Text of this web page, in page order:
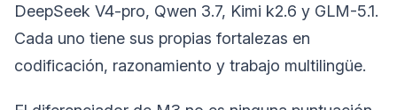
DeepSeek V4-pro, Qwen 3.7, Kimi k2.6 y GLM-5.1.
Cada uno tiene sus propias fortalezas en
codificación, razonamiento y trabajo multilingüe.